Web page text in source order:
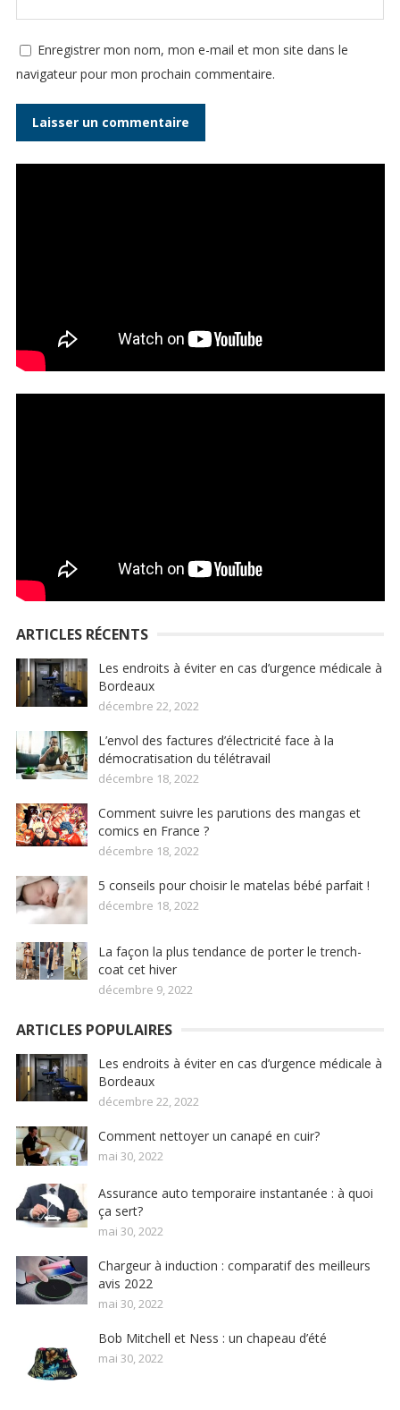
Enregistrer mon nom, mon e-mail et mon site dans le
navigateur pour mon prochain commentaire.
ARTICLES RÉCENTS
Les endroits à éviter en cas d’urgence médicale à
Bordeaux
décembre 22, 2022
L’envol des factures d’électricité face à la
démocratisation du télétravail
décembre 18, 2022
Comment suivre les parutions des mangas et
comics en France ?
décembre 18, 2022
5 conseils pour choisir le matelas bébé parfait !
décembre 18, 2022
La façon la plus tendance de porter le trench-
coat cet hiver
décembre 9, 2022
ARTICLES POPULAIRES
Les endroits à éviter en cas d’urgence médicale à
Bordeaux
décembre 22, 2022
Comment nettoyer un canapé en cuir?
mai 30, 2022
Assurance auto temporaire instantanée : à quoi
ça sert?
mai 30, 2022
Chargeur à induction : comparatif des meilleurs
avis 2022
mai 30, 2022
Bob Mitchell et Ness : un chapeau d’été
mai 30, 2022